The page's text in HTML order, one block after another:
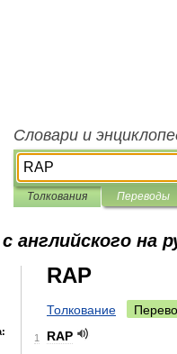
Словари и
Толкования Переводы
с английского на
RAP
Толкование
1
RAP